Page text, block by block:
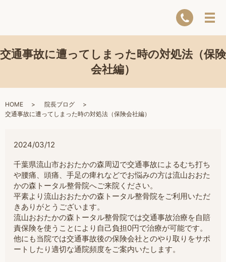
交通事故に遭ってしまった時の対処法（保険
会社編）
HOME
院長ブログ
交通事故に遭ってしまった時の対処法（保険会社編）
2024/03/12
千葉県流山市おおたかの森周辺で交通事故によるむち打ち
や腰痛、頭痛、手足の痺れなどでお悩みの方は流山おおた
かの森トータル整骨院へご来院ください。
平素より流山おおたかの森トータル整骨院をご利用いただ
きありがとうございます。
流山おおたかの森トータル整骨院では交通事故治療を自賠
責保険を使うことにより自己負担0円で治療が可能です。
他にも当院では交通事故後の保険会社とのやり取りをサポ
ートしたり適切な通院頻度をご案内いたします。